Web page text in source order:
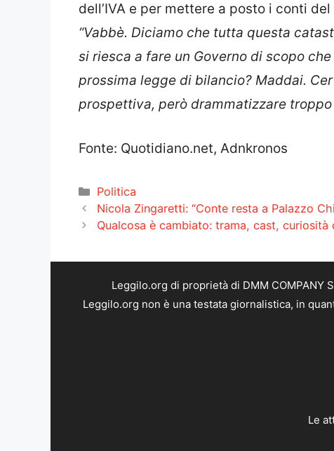
dell’IVA e per mettere a posto i conti
“Vabbè. Diciamo che tutta questa
si riesca a fare un Governo di scopo
prossima legge di bilancio? Maddai.
prospettiva, però drammatizzare troppo
Fonte: Quotidiano.net, Adnkronos
Categorie
Politica
Nicola Zingaretti: “Conte resta a Palazzo
Qualcosa è cambiato: trama, cast, curiosità
Leggilo.org di proprietà di DMM COMPANY
Leggilo.org non è una testata giornalistica, in
Le